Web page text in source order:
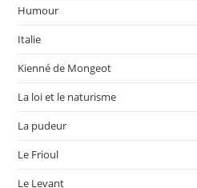
Humour
Italie
Kienné de Mongeot
La loi et le naturisme
La pudeur
Le Frioul
Le Levant